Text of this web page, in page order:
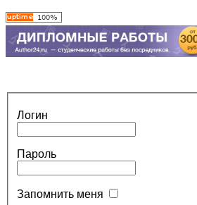
Логин
Пароль
Запомнить меня